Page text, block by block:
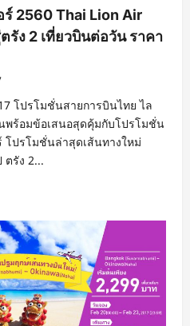
2560 Thai Lion Air
รัง 2 เที่ยวบินต่อวัน ราคา
โปรโมชั่นสายการบินไทย ไล
พร้อมข้อเสนอสุดคุ้มกับโปรโมชั่น
โปรโมชั่นล่าสุดเส้นทางใหม่
ตรัง 2...